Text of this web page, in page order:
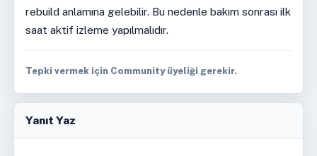
rebuild anlamına gelebilir. Bu nedenle bakım sonrası ilk
saat aktif izleme yapılmalıdır.
Tepki vermek için Community üyeliği gerekir.
Yanıt Yaz